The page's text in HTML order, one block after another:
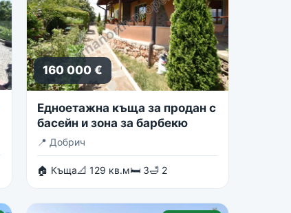
160 000 €
Едноетажна къща за продан с
басейн и зона за барбекю
📍 Добрич
🏠 Къща📐 129 кв.м🛏 3🛁 2